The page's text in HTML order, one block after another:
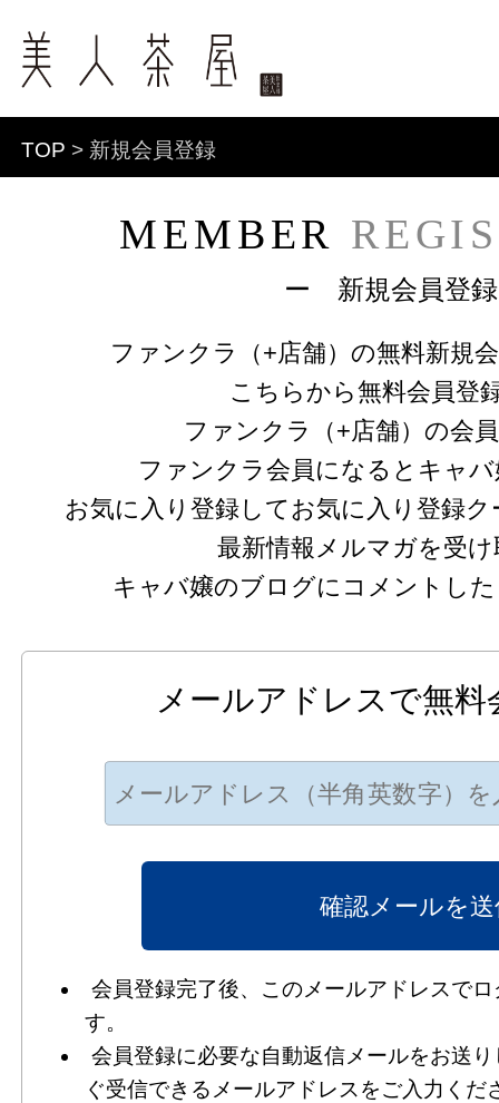
TOP > 新規会員登録
MEMBER
ー 新規会員登
ファンクラ（+店舗）の無料新規
こちらから無料会員登
ファンクラ（+店舗）の会
ファンクラ会員になるとキャ
お気に入り登録してお気に入り登録
最新情報メルマガを受
キャバ嬢のブログにコメントし
メールアドレスで無料
会員登録完了後、このメールアドレスで
す。
会員登録に必要な自動返信メールをお送
ぐ受信できるメールアドレスをご入力くだ